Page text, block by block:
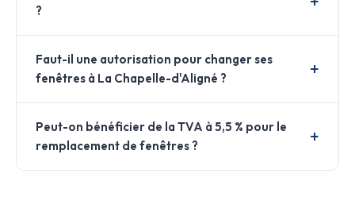
?
Faut-il une autorisation pour changer ses
fenêtres à La Chapelle-d'Aligné ?
Peut-on bénéficier de la TVA à 5,5 % pour le
remplacement de fenêtres ?